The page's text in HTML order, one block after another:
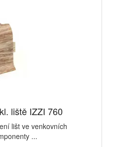
liště IZZI 760
lišt ve venkovních
...